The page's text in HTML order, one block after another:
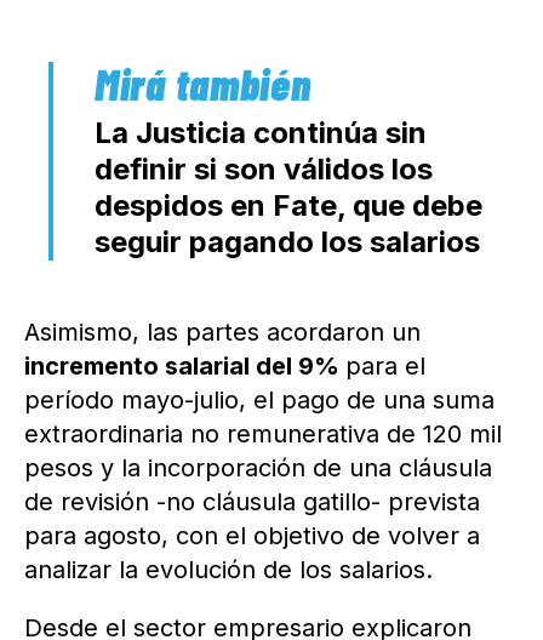
La Justicia continúa sin
definir si son válidos los
despidos en Fate, que debe
seguir pagando los salarios
Asimismo, las partes acordaron un
incremento salarial del 9% para el
período mayo-julio, el pago de una suma
extraordinaria no remunerativa de 120 mil
pesos y la incorporación de una cláusula
de revisión -no cláusula gatillo- prevista
para agosto, con el objetivo de volver a
analizar la evolución de los salarios.
Desde el sector empresario explicaron